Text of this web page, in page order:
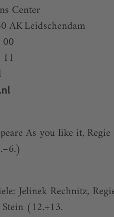
Center
AK Leidschendam
As you like it,
Jelinek Rechnitz,
(12.+13.